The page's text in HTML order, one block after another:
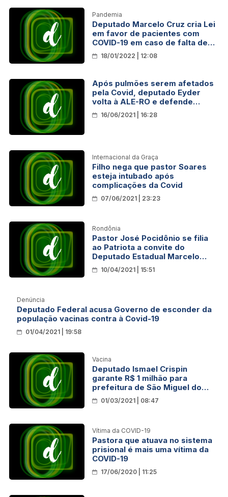
Pandemia
Deputado Marcelo Cruz cria Lei
em favor de pacientes com
COVID-19 em caso de falta de
UTI’s em Rondônia
18/01/2022 | 12:08
Após pulmões serem afetados
pela Covid, deputado Eyder
volta à ALE-RO e defende
retorno de aula presencial
16/06/2021 | 16:28
Internacional da Graça
Filho nega que pastor Soares
esteja intubado após
complicações da Covid
07/06/2021 | 23:23
Rondônia
Pastor José Pocidônio se filia
ao Patriota a convite do
Deputado Estadual Marcelo
Cruz10/04/2021 | 15:51
Denúncia
Deputado Federal acusa Governo de esconder da
população vacinas contra à Covid-19
01/04/2021 | 19:58
Vacina
Deputado Ismael Crispin
garante R$ 1 milhão para
prefeitura de São Miguel do
Guaporé comprar vacinas
contra a covid-19
01/03/2021 | 08:47
Vítima da COVID-19
Pastora que atuava no sistema
prisional é mais uma vítima da
COVID-19
17/06/2020 | 11:25